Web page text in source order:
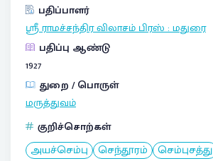
பதிப்பாளர்
ஸ்ரீ ராமச்சந்திர விலாசம் பிரஸ்:மதுரை
பதிப்பு ஆண்டு
1927
துறை / பொருள்
மருத்துவம்
குறிச்சொற்கள்
அயச்செம்பு செந்தூரம் செம்புசத்து